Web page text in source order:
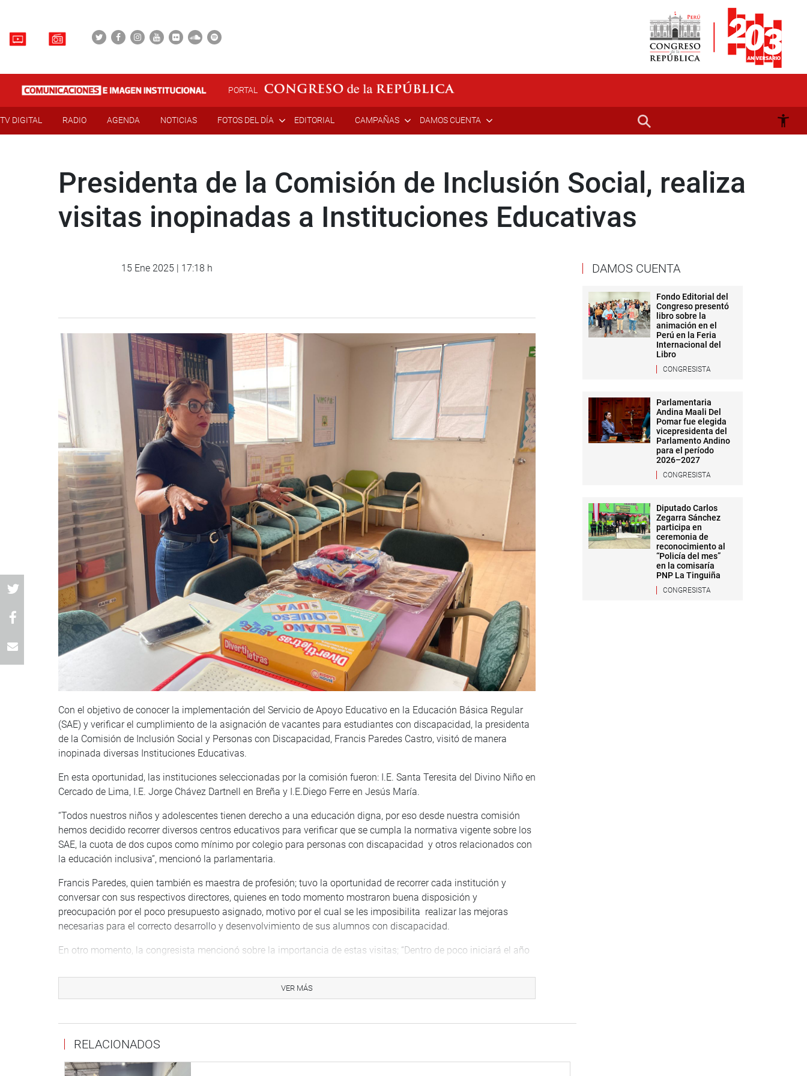
PORTAL
TV DIGITAL RADIO AGENDA NOTICIAS FOTOS DEL DÍA EDITORIAL CAMPAÑAS DAMOS CUENTA
Presidenta de la Comisión de Inclusión Social, realiza
visitas inopinadas a Instituciones Educativas
15 Ene 2025 | 17:18 h
Con el objetivo de conocer la implementación del Servicio de Apoyo Educativo en la Educación Básica Regular
(SAE) y verificar el cumplimiento de la asignación de vacantes para estudiantes con discapacidad, la presidenta
de la Comisión de Inclusión Social y Personas con Discapacidad, Francis Paredes Castro, visitó de manera
inopinada diversas Instituciones Educativas.
En esta oportunidad, las instituciones seleccionadas por la comisión fueron: I.E. Santa Teresita del Divino Niño en
Cercado de Lima, I.E. Jorge Chávez Dartnell en Breña y I.E.Diego Ferre en Jesús María.
“Todos nuestros niños y adolescentes tienen derecho a una educación digna, por eso desde nuestra comisión
hemos decidido recorrer diversos centros educativos para verificar que se cumpla la normativa vigente sobre los
SAE, la cuota de dos cupos como mínimo por colegio para personas con discapacidad y otros relacionados con
la educación inclusiva”, mencionó la parlamentaria.
Francis Paredes, quien también es maestra de profesión; tuvo la oportunidad de recorrer cada institución y
conversar con sus respectivos directores, quienes en todo momento mostraron buena disposición y
preocupación por el poco presupuesto asignado, motivo por el cual se les imposibilita realizar las mejoras
necesarias para el correcto desarrollo y desenvolvimiento de sus alumnos con discapacidad.
En otro momento, la congresista mencionó sobre la importancia de estas visitas; “Dentro de poco iniciará el año
para salvaguardar la educación de nuestros pequeños, desde espacios adaptados para estudiantes con
discapacidad, material didáctico, evaluaciones para conocer el impacto del SAE y mucho más, este es solo el
a instituciones educativas ubicadas en diversos distritos del cono norte.
DESPACHO DE LA CONGRESISTA
VER MÁS
RELACIONADOS
DAMOS CUENTA
Fondo Editorial del
Congreso presentó
libro sobre la
animación en el
Perú en la Feria
Internacional del
Libro
CONGRESISTA
Parlamentaria
Andina Maali Del
Pomar fue elegida
vicepresidenta del
Parlamento Andino
para el período
2026–2027
CONGRESISTA
Diputado Carlos
Zegarra Sánchez
participa en
ceremonia de
reconocimiento al
“Policía del mes”
en la comisaría
PNP La Tinguiña
CONGRESISTA